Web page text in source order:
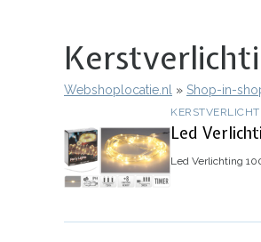
Kruimelpad
Webshoplocatie.nl Shop-in-
Led
Led Verlichting